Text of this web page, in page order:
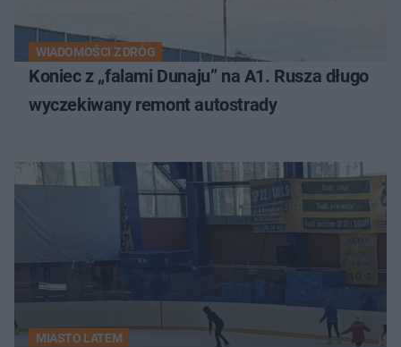
WIADOMOŚCI Z DRÓG
Koniec z „falami Dunaju” na A1. Rusza długo
wyczekiwany remont autostrady
MIASTO LATEM